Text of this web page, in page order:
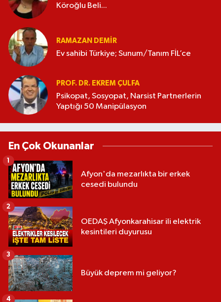
Köroğlu Beli...
RAMAZAN DEMİR
Ev sahibi Türkiye; Sunum/Tanım FİL’ce
PROF. DR. EKREM ÇULFA
Psikopat, Sosyopat, Narsist Partnerlerin
Yaptığı 50 Manipülasyon
En Çok Okunanlar
Afyon'da mezarlıkta bir erkek
cesedi bulundu
1
OEDAŞ Afyonkarahisar ili elektrik
kesintileri duyurusu
2
Büyük deprem mi geliyor?
3
4